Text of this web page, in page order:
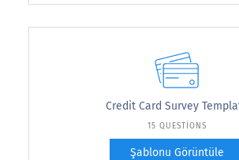
Credit Card Survey
15 QUESTIONS
Şablonu Görüntüle